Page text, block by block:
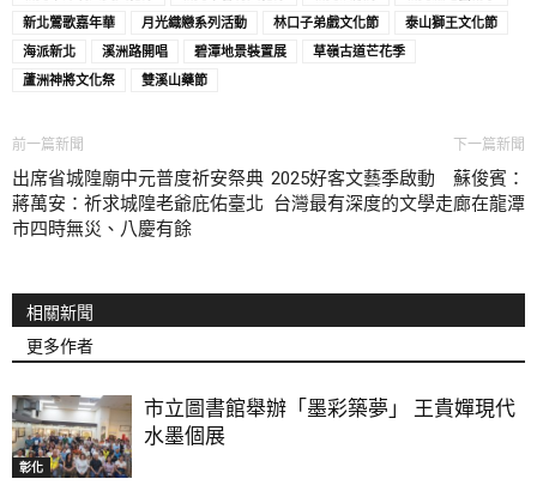
新北鶯歌嘉年華
月光織戀系列活動 林口子弟戲文化節
泰山獅王文化節
海派新北
溪洲路開唱 碧潭地景裝置展
草嶺古道芒花季
蘆洲神將文化祭
雙溪山藥節
前一篇新聞
出席省城隍廟中元普度祈安祭典
蔣萬安：祈求城隍老爺庇佑臺北
市四時無災、八慶有餘
下一篇新聞
2025好客文藝季啟動 蘇俊賓：
台灣最有深度的文學走廊在龍潭
相關新聞
更多作者
彰化
市立圖書館舉辦「墨彩築夢」 王貴嬋現代
水墨個展